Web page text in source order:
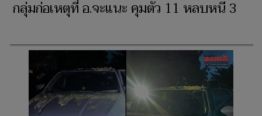
กลุ่มก่อเหตุที่ อ.จะแนะ คุมตัว 11 หลบหนี 3